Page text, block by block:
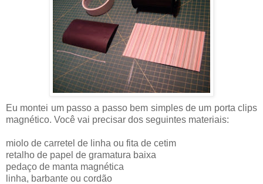
Eu montei um passo a passo bem simples de um porta clips
magnético. Você vai precisar dos seguintes materiais:
miolo de carretel de linha ou fita de cetim
retalho de papel de gramatura baixa
pedaço de manta magnética
linha, barbante ou cordão